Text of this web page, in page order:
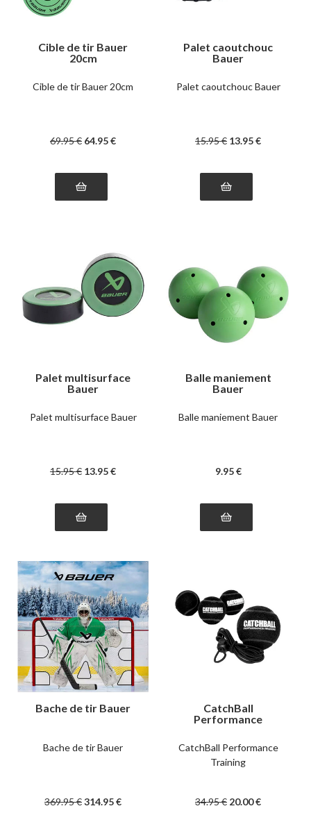
Cible de tir Bauer
20cm
Cible de tir Bauer 20cm
69.95€ 64.95€
Palet caoutchouc
Bauer
Palet caoutchouc Bauer
15.95€ 13.95€
Palet multisurface
Bauer
Palet multisurface Bauer
15.95€ 13.95€
Balle maniement
Bauer
Balle maniement Bauer
9.95 €
Bache de tir Bauer
Bache de tir Bauer
369.95€314.95€
CatchBall
Performance
CatchBall Performance
Training
34.95€ 20.00€